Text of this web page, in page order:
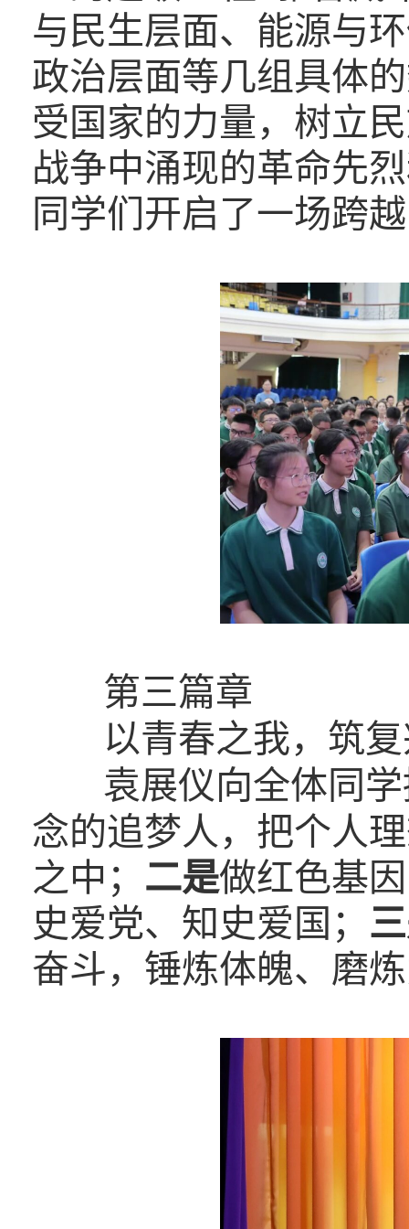
与民生层面、能源与
政治层面等几组具体
受国家的力量，树立
战争中涌现的革命先
同学们开启了一场跨
第三篇章
以青春之我，筑
袁展仪向全体同
念的追梦人，把个人
之中； 二是做红色基
史爱党、知史爱国；
奋斗，锤炼体魄、磨